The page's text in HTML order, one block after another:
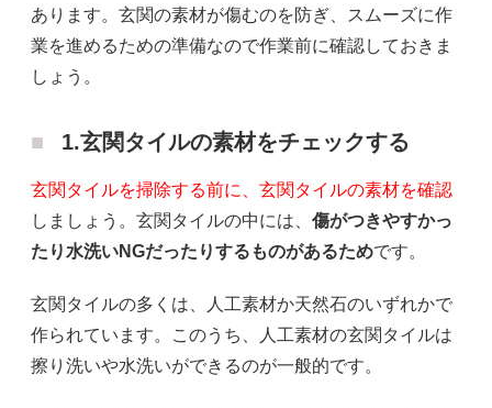
あります。玄関の素材が傷むのを防ぎ、スムーズに作
業を進めるための準備なので作業前に確認しておきま
しょう。
1.玄関タイルの素材をチェックする
玄関タイルを掃除する前に、玄関タイルの素材を確認
しましょう。玄関タイルの中には、 傷がつきやすかっ
たり水洗いNGだったりするものがあるためです。
玄関タイルの多くは、人工素材か天然石のいずれかで
作られています。このうち、人工素材の玄関タイルは
擦り洗いや水洗いができるのが一般的です。